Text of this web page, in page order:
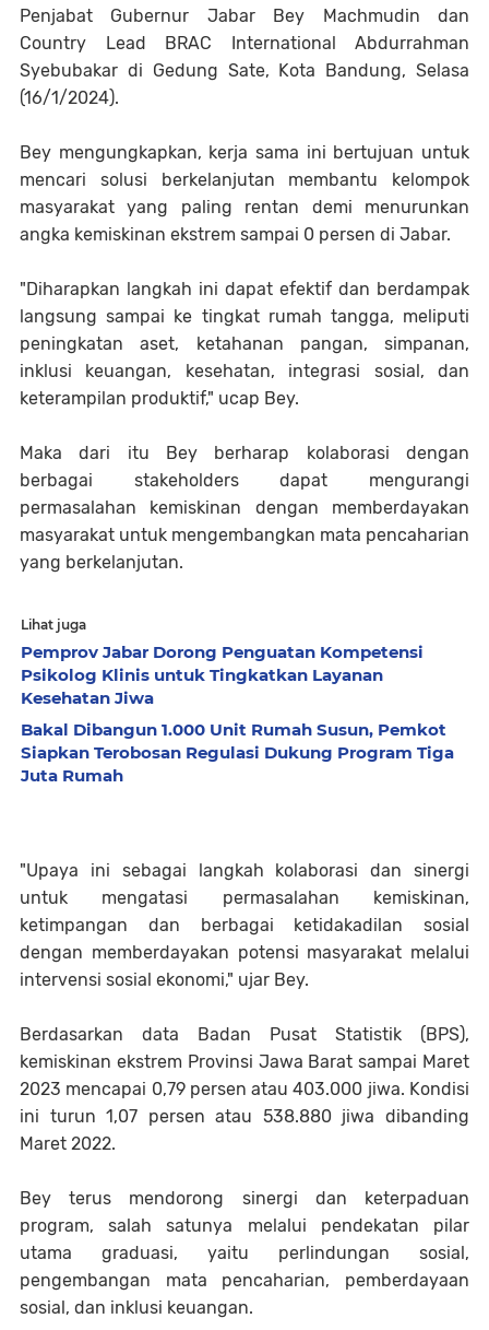
Penjabat Gubernur Jabar Bey Machmudin dan
Country Lead BRAC International Abdurrahman
Syebubakar di Gedung Sate, Kota Bandung, Selasa
(16/1/2024).
Bey mengungkapkan, kerja sama ini bertujuan untuk
mencari solusi berkelanjutan membantu kelompok
masyarakat yang paling rentan demi menurunkan
angka kemiskinan ekstrem sampai 0 persen di Jabar.
"Diharapkan langkah ini dapat efektif dan berdampak
langsung sampai ke tingkat rumah tangga, meliputi
peningkatan aset, ketahanan pangan, simpanan,
inklusi keuangan, kesehatan, integrasi sosial, dan
keterampilan produktif," ucap Bey.
Maka dari itu Bey berharap kolaborasi dengan
berbagai stakeholders dapat mengurangi
permasalahan kemiskinan dengan memberdayakan
masyarakat untuk mengembangkan mata pencaharian
yang berkelanjutan.
Lihat juga
Pemprov Jabar Dorong Penguatan Kompetensi
Psikolog Klinis untuk Tingkatkan Layanan
Kesehatan Jiwa
Bakal Dibangun 1.000 Unit Rumah Susun, Pemkot
Siapkan Terobosan Regulasi Dukung Program Tiga
Juta Rumah
"Upaya ini sebagai langkah kolaborasi dan sinergi
untuk mengatasi permasalahan kemiskinan,
ketimpangan dan berbagai ketidakadilan sosial
dengan memberdayakan potensi masyarakat melalui
intervensi sosial ekonomi," ujar Bey.
Berdasarkan data Badan Pusat Statistik (BPS),
kemiskinan ekstrem Provinsi Jawa Barat sampai Maret
2023 mencapai 0,79 persen atau 403.000 jiwa. Kondisi
ini turun 1,07 persen atau 538.880 jiwa dibanding
Maret 2022.
Bey terus mendorong sinergi dan keterpaduan
program, salah satunya melalui pendekatan pilar
utama graduasi, yaitu perlindungan sosial,
pengembangan mata pencaharian, pemberdayaan
sosial, dan inklusi keuangan.